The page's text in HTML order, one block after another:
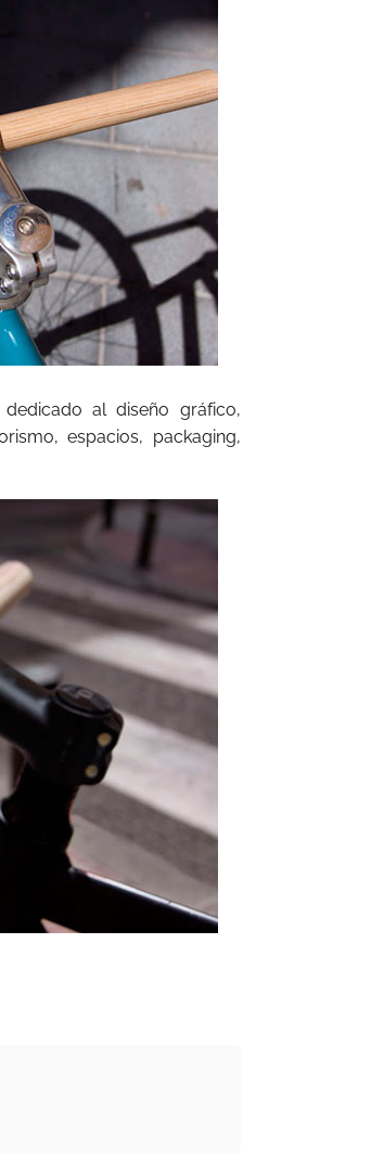
al diseño gráfico,
espacios, packaging,